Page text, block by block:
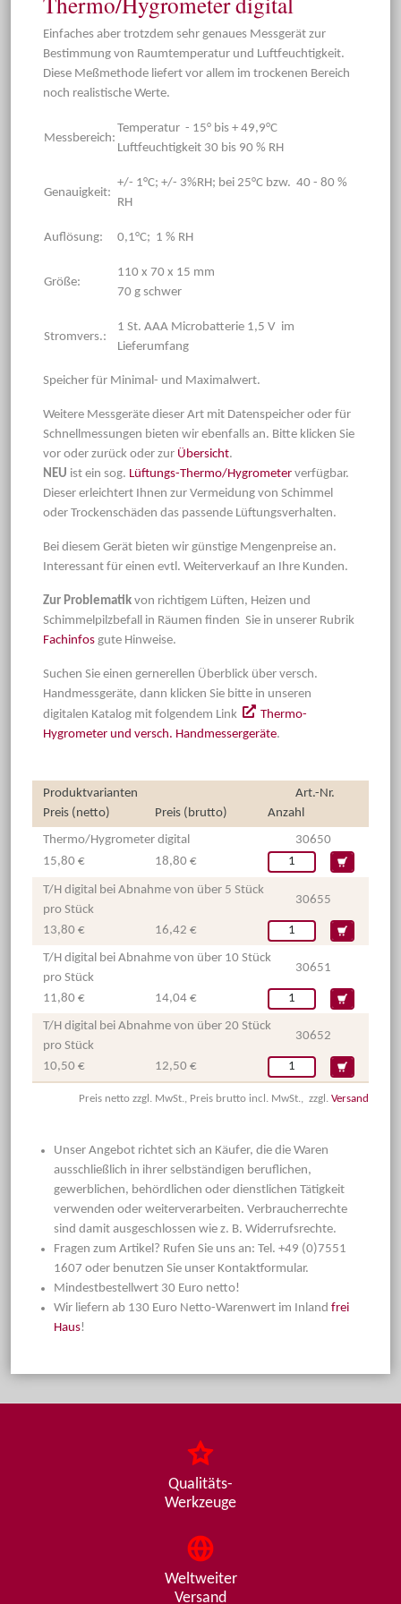
Einfaches aber trotzdem sehr genaues Messgerät zur
Bestimmung von Raumtemperatur und Luftfeuchtigkeit.
Diese Meßmethode liefert vor allem im trockenen Bereich
noch realistische Werte.
Messbereich:
Temperatur - 15° bis + 49,9°C
Luftfeuchtigkeit 30 bis 90 % RH
Genauigkeit:
+/- 1°C; +/- 3%RH; bei 25°C bzw. 40 - 80 %
RH
Auflösung: 0,1°C; 1 % RH
Größe:
110 x 70 x 15 mm
70 g schwer
Stromvers.:
1 St. AAA Microbatterie 1,5 V im
Lieferumfang
Speicher für Minimal- und Maximalwert.
Weitere Messgeräte dieser Art mit Datenspeicher oder für
Schnellmessungen bieten wir ebenfalls an. Bitte klicken Sie
vor oder zurück oder zur Übersicht.
NEU ist ein sog. Lüftungs-Thermo/Hygrometer verfügbar.
Dieser erleichtert Ihnen zur Vermeidung von Schimmel
oder Trockenschäden das passende Lüftungsverhalten.
Bei diesem Gerät bieten wir günstige Mengenpreise an.
Interessant für einen evtl. Weiterverkauf an Ihre Kunden.
Zur Problematik von richtigem Lüften, Heizen und
Schimmelpilzbefall in Räumen finden Sie in unserer Rubrik
Fachinfos gute Hinweise.
Suchen Sie einen gernerellen Überblick über versch.
Handmessgeräte, dann klicken Sie bitte in unseren
digitalen Katalog mit folgendem Link
Thermo-
Hygrometer und versch. Handmessergeräte.
Produktvarianten
Art.-Nr.
Preis (netto)
Preis (brutto) Anzahl
Thermo/Hygrometer digital
30650
15,80 €
18,80 €
T/H digital bei Abnahme von über 5 Stück
pro Stück
30655
13,80 € 16,42 €
T/H digital bei Abnahme von über 10 Stück
pro Stück
30651
11,80 € 14,04 €
T/H digital bei Abnahme von über 20 Stück
pro Stück
30652
10,50 € 12,50 €
Preis netto zzgl. MwSt., Preis brutto incl. MwSt., zzgl. Versand
Unser Angebot richtet sich an Käufer, die die Waren
ausschließlich in ihrer selbständigen beruflichen,
gewerblichen, behördlichen oder dienstlichen Tätigkeit
verwenden oder weiterverarbeiten. Verbraucherrechte
sind damit ausgeschlossen wie z. B. Widerrufsrechte.
Fragen zum Artikel? Rufen Sie uns an: Tel. +49 (0)7551
1607 oder benutzen Sie unser Kontaktformular.
Mindestbestellwert 30 Euro netto!
Wir liefern ab 130 Euro Netto-Warenwert im Inland frei
Haus!
Qualitäts-
Werkzeuge
Weltweiter
Versand